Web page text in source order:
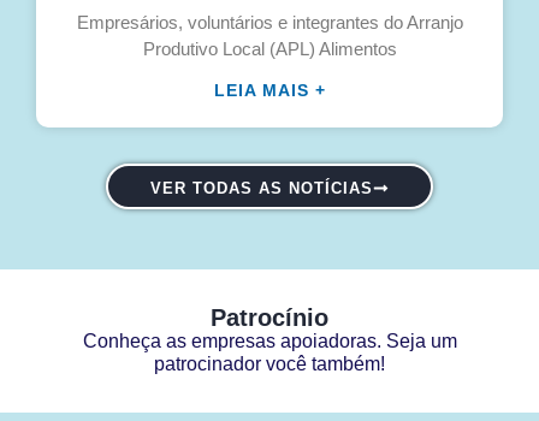
Empresários, voluntários e integrantes do Arranjo
Produtivo Local (APL) Alimentos
LEIA MAIS +
VER TODAS AS NOTÍCIAS
Patrocínio
Conheça as empresas apoiadoras. Seja um
patrocinador você também!